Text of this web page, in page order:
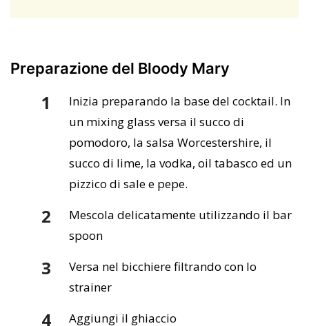
Preparazione del Bloody Mary
Inizia preparando la base del cocktail. In
un mixing glass versa il succo di
pomodoro, la salsa Worcestershire, il
succo di lime, la vodka, oil tabasco ed un
pizzico di sale e pepe.
Mescola delicatamente utilizzando il bar
spoon
Versa nel bicchiere filtrando con lo
strainer
Aggiungi il ghiaccio